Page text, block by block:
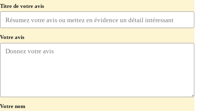
Titre de votre avis
Votre avis
Votre nom